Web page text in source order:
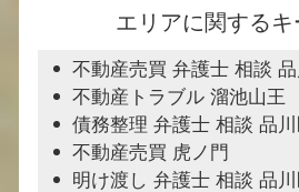
エリアに関するキ
不動産売買 弁護士 相談
不動産トラブル 溜池山王
債務整理 弁護士 相談 品
不動産売買 虎ノ門
明け渡し 弁護士 相談 品